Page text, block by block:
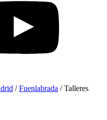
/Fuenlabrada /Talleres